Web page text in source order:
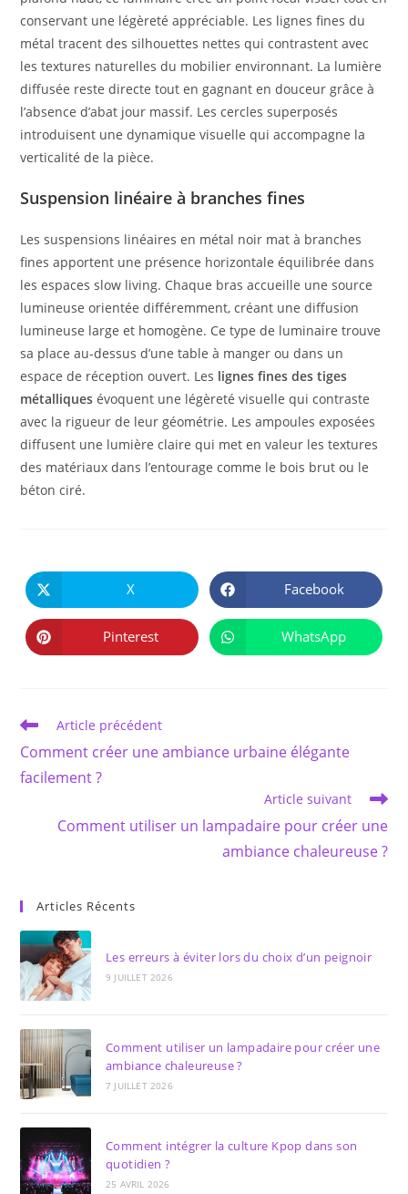
conservant une légèreté appréciable. Les lignes fines du
métal tracent des silhouettes nettes qui contrastent avec
les textures naturelles du mobilier environnant. La lumière
diffusée reste directe tout en gagnant en douceur grâce à
l’absence d’abat jour massif. Les cercles superposés
introduisent une dynamique visuelle qui accompagne la
verticalité de la pièce.
Suspension linéaire à branches fines
Les suspensions linéaires en métal noir mat à branches
fines apportent une présence horizontale équilibrée dans
les espaces slow living. Chaque bras accueille une source
lumineuse orientée différemment, créant une diffusion
lumineuse large et homogène. Ce type de luminaire trouve
sa place au-dessus d’une table à manger ou dans un
espace de réception ouvert. Les lignes fines des tiges
métalliques évoquent une légèreté visuelle qui contraste
avec la rigueur de leur géométrie. Les ampoules exposées
diffusent une lumière claire qui met en valeur les textures
des matériaux dans l’entourage comme le bois brut ou le
béton ciré.
CE
CONTENU
Ouvrir
dans
une
autre
fenêtre
X Ouvrir
dans
une
autre
fenêtre
Facebook
Ouvrir
dans
Pinterest Ouvrir
dans
WhatsApp
Read
articles
Article précédent
Comment créer une ambiance urbaine élégante
facilement ?
Article suivant
Comment utiliser un lampadaire pour créer une
ambiance chaleureuse ?
Articles Récents
Les erreurs à éviter lors du choix d’un peignoir
9 JUILLET 2026
Comment utiliser un lampadaire pour créer une
ambiance chaleureuse ?
7 JUILLET 2026
Comment intégrer la culture Kpop dans son
quotidien ?
25 AVRIL 2026